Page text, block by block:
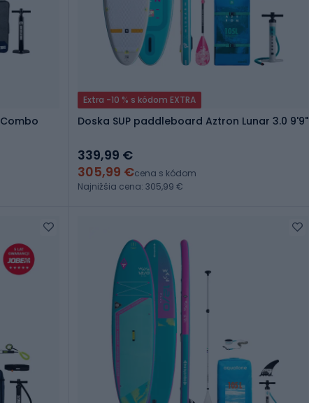
Extra -10 % s kódom EXTRA
Doska SUP paddleboard Aztron Lunar 3.0 9'9"
339,99 €
305,99 €cena s kódom
Najnižšia cena: 305,99 €